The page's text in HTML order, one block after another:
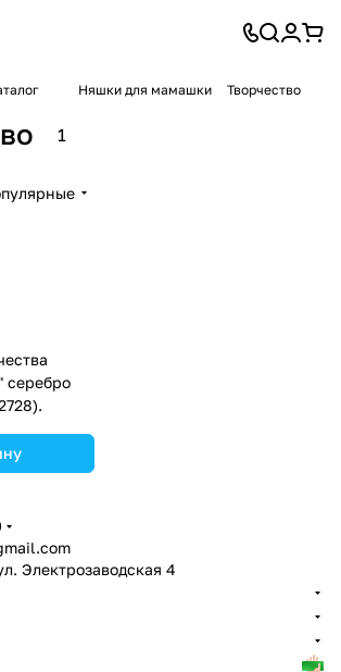
Няшки для мамашки Творчество
1
серебро
Электрозаводская 4